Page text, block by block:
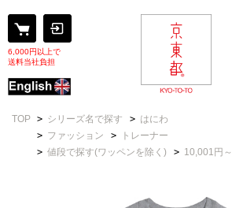
6,000円以上で
送料当社負担
TOP > シリーズ名で探す > はにわ
> ファッション >
トレーナー
> 値段で探す(ワッペンを除く) > 10,001円～